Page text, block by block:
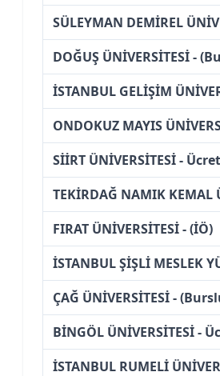
SÜLEYMAN DEMİREL
DOĞUŞ ÜNİVERSİTESİ -
İSTANBUL GELİŞİM
ONDOKUZ MAYIS
SİİRT ÜNİVERSİTESİ -
TEKİRDAĞ NAMIK KEMAL
FIRAT ÜNİVERSİTESİ - (İÖ)
İSTANBUL ŞİŞLİ MESLEK
ÇAĞ ÜNİVERSİTESİ -
BİNGÖL ÜNİVERSİTESİ -
İSTANBUL RUMELİ